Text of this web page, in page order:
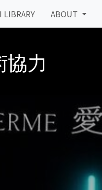
LIBRARY ABOUT
力